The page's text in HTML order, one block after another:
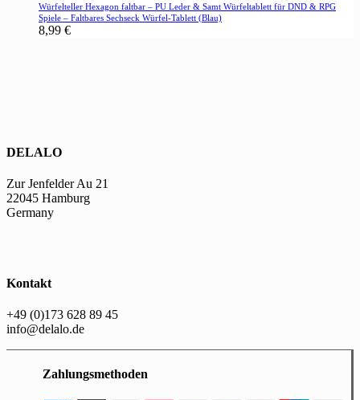
Würfelteller Hexagon faltbar – PU Leder & Samt Würfeltablett für DND & RPG
Spiele – Faltbares Sechseck Würfel-Tablett (Blau)
8,99 €
DELALO
Zur Jenfelder Au 21
22045 Hamburg
Germany
Kontakt
+49 (0)173 628 89 45
info@delalo.de
Zahlungsmethoden